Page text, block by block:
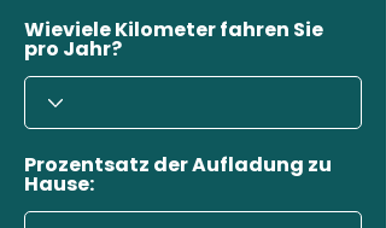
Wieviele Kilometer fahren Sie
pro Jahr?
Prozentsatz der Aufladung zu
Hause: